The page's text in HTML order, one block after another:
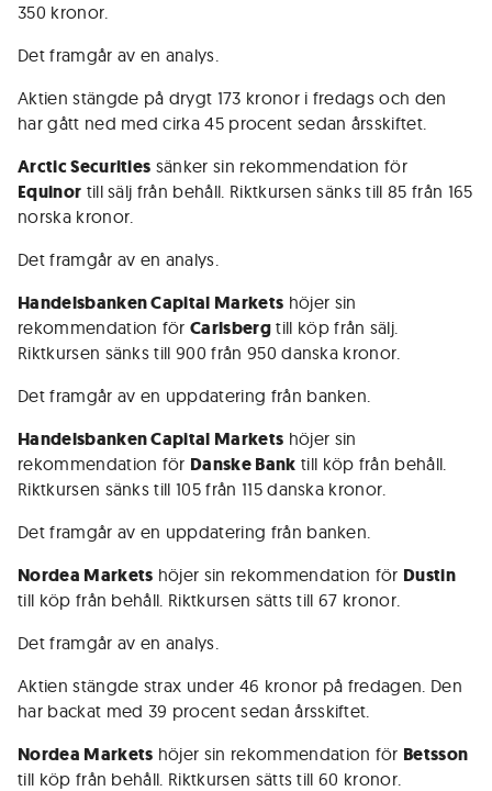
350 kronor.
Det framgår av en analys.
Aktien stängde på drygt 173 kronor i fredags och den
har gått ned med cirka 45 procent sedan årsskiftet.
Arctic Securities sänker sin rekommendation för
Equinor till sälj från behåll. Riktkursen sänks till 85 från 165
norska kronor.
Det framgår av en analys.
Handelsbanken Capital Markets höjer sin
rekommendation förCarlsbergtill köp från sälj.
Riktkursen sänks till 900 från 950 danska kronor.
Det framgår av en uppdatering från banken.
Handelsbanken Capital Markets höjer sin
rekommendation för Danske Bank till köp från behåll.
Riktkursen sänks till 105 från 115 danska kronor.
Det framgår av en uppdatering från banken.
Nordea Markets höjer sin rekommendation för Dustin
till köp från behåll. Riktkursen sätts till 67 kronor.
Det framgår av en analys.
Aktien stängde strax under 46 kronor på fredagen. Den
har backat med 39 procent sedan årsskiftet.
Nordea Markets höjer sin rekommendation för Betsson
till köp från behåll. Riktkursen sätts till 60 kronor.